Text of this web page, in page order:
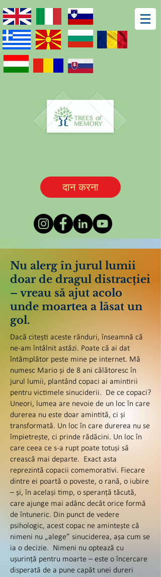
दान करना
Nu alerg în jurul lumii
doar de dragul distracției
– vreau să ajut acolo
unde moartea a lăsat un
gol.
Dacă citești aceste rânduri, înseamnă că
ne-am întâlnit astăzi. Poate că ai dat
întâmplător peste mine pe internet. Mă
numesc Mario și de 8 ani călătoresc în
jurul lumii, plantând copaci ai amintirii
pentru victimele sinuciderii. De ce copaci?
Uneori, lumea are nevoie de un loc în care
durerea nu este doar amintită, ci și
transformată. Un loc în care durerea nu se
împietrește, ci prinde rădăcini. Un loc în
care ceea ce s-a rupt poate totuși să
crească mai departe. Exact asta
reprezintă copacii comemorativi. Fiecare
dintre ei poartă o poveste, o rană, o iubire
– și, în același timp, o speranță tăcută,
care ajunge mai adânc decât orice formă
de întuneric. Din punct de vedere
psihologic, acest copac ne amintește că
nimeni nu „alege” sinuciderea, așa cum se
ia o decizie. Nimeni nu optează cu
ușurință pentru moarte – este o încercare
disperată de a pune capăt unei dureri